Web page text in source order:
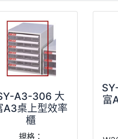
A3-306 大
A3桌上型效率
櫃
規格：
富